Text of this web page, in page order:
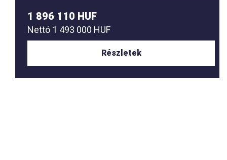
1 896 110 HUF
Nettó1 493 000 HUF
Részletek